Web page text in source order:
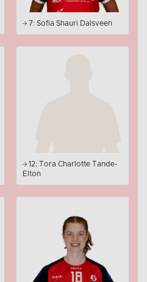
7: Sofia Shauri Dalsveen
12: Tora Charlotte Tande-
Elton